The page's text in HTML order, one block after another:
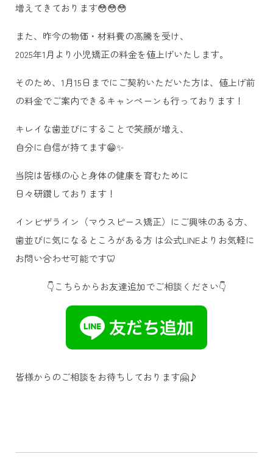
増えてきております😳😳😳
また、昨今の物価・材料費の高騰を受け、
2025年1月より小児矯正の料金を値上げいたします。
そのため、1月15日までにご契約いただいた方は、値上げ前
の料金でご案内できるキャンペーンも行っております！
キレイな歯並びにすることで笑顔が増え、
自分に自信が持てます😁✨
当院は皆様の心と身体の健康を育むために
日々研鑽しております！
インビザライン（マウスピース矯正）にご興味のある方、
歯並びに気になるところがある方 は公式LINEよりお気軽に
お問い合わせ可能です🦷
👇こちらからお友達追加でご相談ください👇
皆様からのご相談をお待ちしております🤗♪